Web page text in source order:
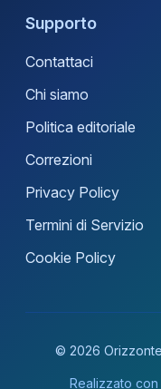
Supporto
Contattaci
Chi siamo
Politica editoriale
Correzioni
Privacy Policy
Termini di Servizio
Cookie Policy
© 2026
Realizzato